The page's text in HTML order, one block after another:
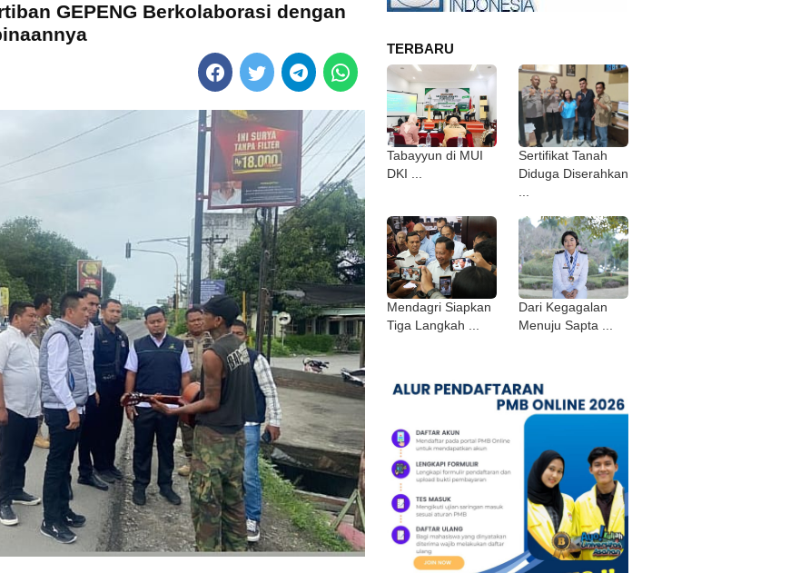
GEPENG Berkolaborasi dengan
TERBARU
Tabayyun di MUI
DKI ...
Sertifikat Tanah
Diduga Diserahkan
...
Mendagri Siapkan
Tiga Langkah ...
Dari Kegagalan
Menuju Sapta ...